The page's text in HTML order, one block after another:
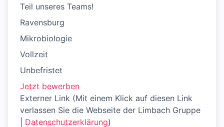
Teil unseres Teams!
Ravensburg
Mikrobiologie
Vollzeit
Unbefristet
Jetzt bewerben
Externer Link (Mit einem Klick auf diesen Link
verlassen Sie die Webseite der Limbach Gruppe
Datenschutzerklärung)